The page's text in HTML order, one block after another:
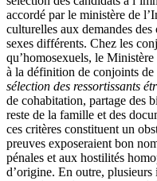
accordé par le ministère de
culturelles aux demandes
sexes différents. Chez les
qu’homosexuels, le
à la définition de conjoints
sélection des ressortissants
de cohabitation, partage des
reste de la famille et des
ces critères constituent un
preuves exposeraient bon
pénales et aux hostilités
d’origine. En outre, plusieurs